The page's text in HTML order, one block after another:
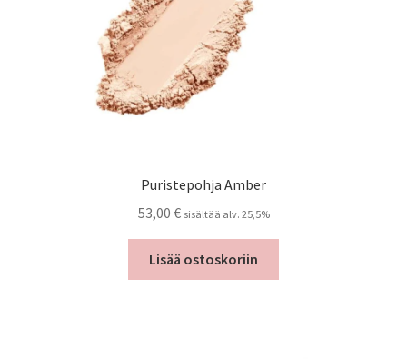
Puristepohja Amber
53,00 € sisältää alv. 25,5%
Lisää ostoskoriin